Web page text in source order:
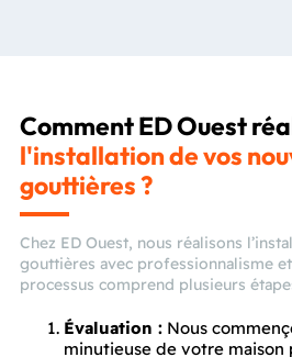
Comment ED Ouest
l'installation de vos
gouttières ?
Chez ED Ouest, nous réalisons
gouttières avec professionnalisme
processus comprend plusieurs
Évaluation : Nous
minutieuse de votre